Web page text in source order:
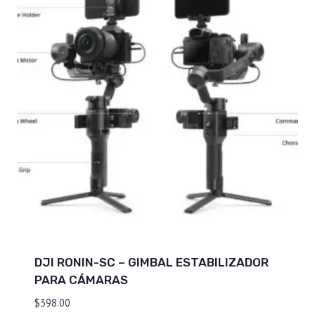
DJI RONIN-SC – GIMBAL ESTABILIZADOR
PARA CÁMARAS
$398.00